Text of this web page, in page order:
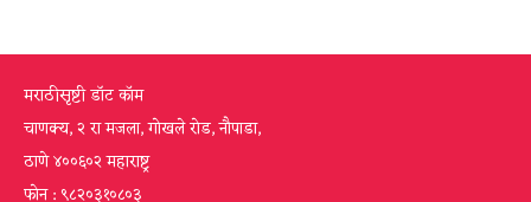
मराठीसृष्टी डॉट कॉम
चाणक्य, २ रा मजला, गोखले रोड, नौपाडा,
ठाणे ४००६०२ महाराष्ट्र
फोन : ९८२०३१०८०३